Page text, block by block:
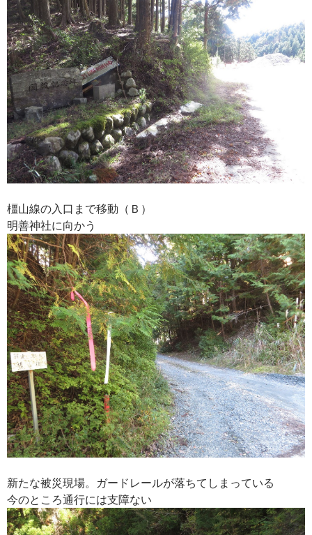
橿山線の入口まで移動（Ｂ）
明善神社に向かう
新たな被災現場。ガードレールが落ちてしまっている
今のところ通行には支障ない